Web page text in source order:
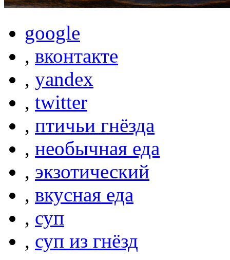
google
, вконтакте
, yandex
, twitter
, птичьи гнёзда
, необычная еда
, экзотический
, вкусная еда
, суп
, суп из гнёзд